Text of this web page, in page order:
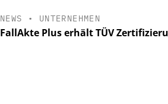
NEWS • UNTERNEHMEN
FallAkte Plus erhält TÜV